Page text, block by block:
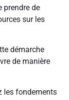
prendre de
sur les
démarche
de manière
les fondements